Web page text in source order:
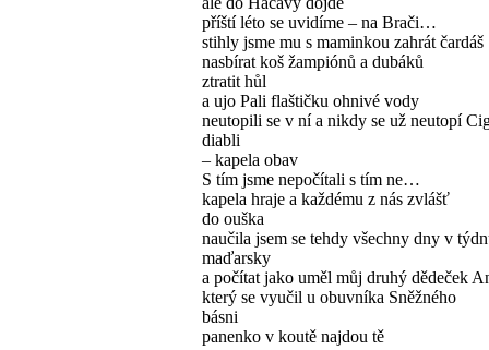
příští léto se uvidíme – na Brači…
stihly jsme mu s maminkou zahrát čardáš
nasbírat koš žampiónů a dubáků
ztratit hůl
a ujo Pali flaštičku ohnivé vody
neutopili se v ní a nikdy se už neutopí
diabli
– kapela obav
S tím jsme nepočítali s tím ne…
kapela hraje a každému z nás zvlášť
do ouška
naučila jsem se tehdy všechny dny v
maďarsky
a počítat jako uměl můj druhý dědeček
který se vyučil u obuvníka Sněžného
básni
panenko v koutě najdou tě